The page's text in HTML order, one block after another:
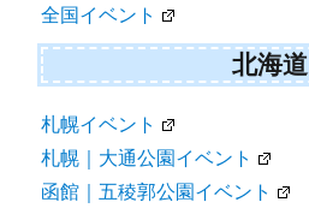
全国イベント
北海道
札幌イベント
札幌｜大通公園イベント
函館｜五稜郭公園イベント